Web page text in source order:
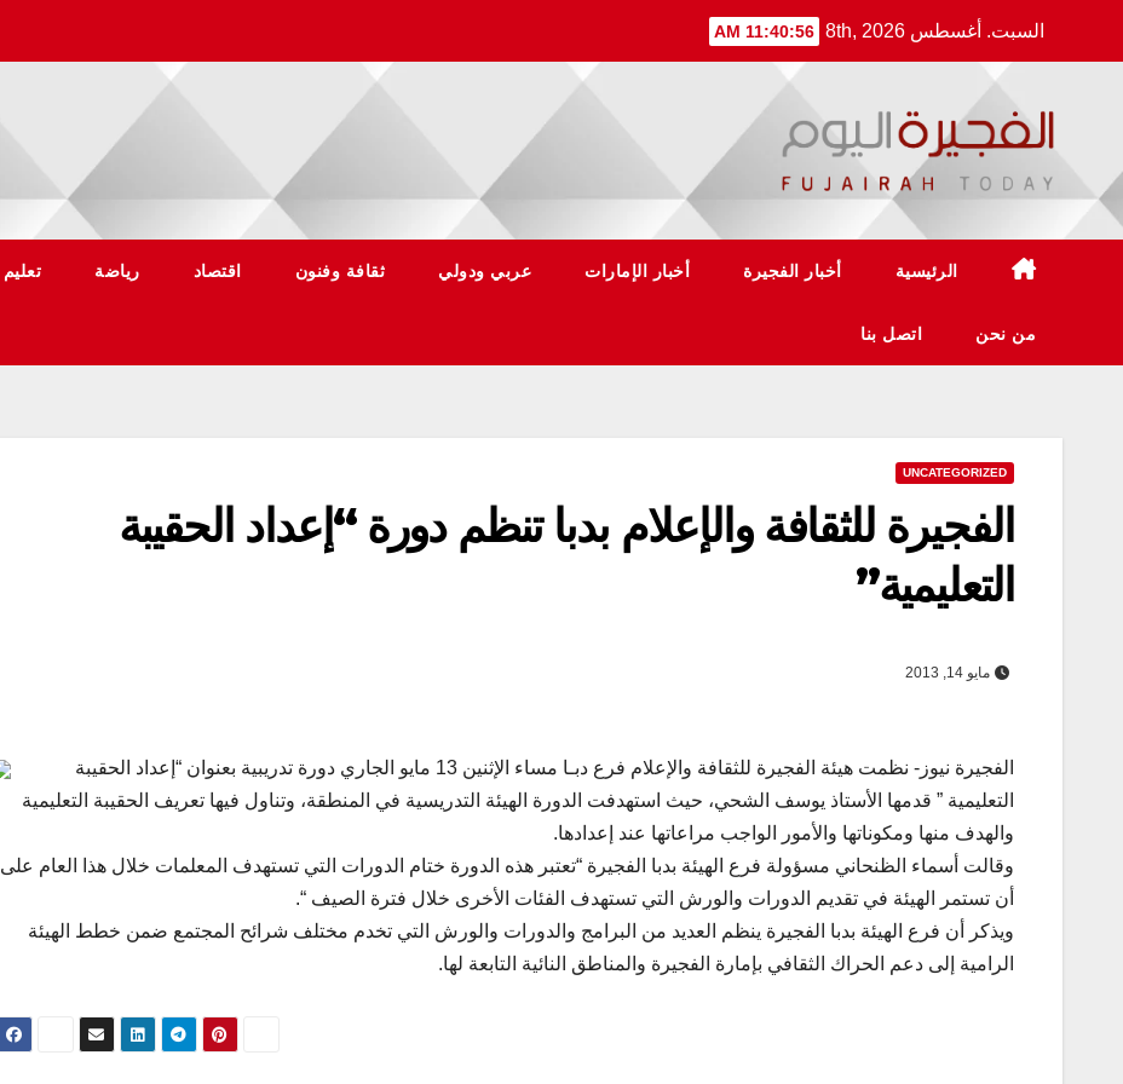
السبت. أغسطس 8th, 2026 11:40:56 AM
الرئيسية أخبار الفجيرة أخبار الإمارات عربي ودولي ثقافة وفنون اقتصاد رياضة تعليم
من نحن اتصل بنا
UNCATEGORIZED
الفجيرة للثقافة والإعلام بدبا تنظم دورة “إعداد الحقيبة
التعليمية”
مايو 14, 2013
الفجيرة نيوز- نظمت هيئة الفجيرة للثقافة والإعلام فرع دبـا مساء الإثنين 13 مايو الجاري دورة تدريبية بعنوان “إعداد الحقيبة
التعليمية ” قدمها الأستاذ يوسف الشحي، حيث استهدفت الدورة الهيئة التدريسية في المنطقة، وتناول فيها تعريف الحقيبة التعليمية
والهدف منها ومكوناتها والأمور الواجب مراعاتها عند إعدادها.
وقالت أسماء الظنحاني مسؤولة فرع الهيئة بدبا الفجيرة “تعتبر هذه الدورة ختام الدورات التي تستهدف المعلمات خلال هذا العام على
أن تستمر الهيئة في تقديم الدورات والورش التي تستهدف الفئات الأخرى خلال فترة الصيف “.
ويذكر أن فرع الهيئة بدبا الفجيرة ينظم العديد من البرامج والدورات والورش التي تخدم مختلف شرائح المجتمع ضمن خطط الهيئة
الرامية إلى دعم الحراك الثقافي بإمارة الفجيرة والمناطق النائية التابعة لها.